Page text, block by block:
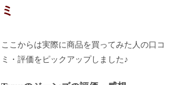
ミ
ここからは実際に商品を買ってみた人の口コ
ミ・評価をピックアップしました♪